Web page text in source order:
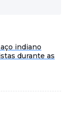
indiano
durante as